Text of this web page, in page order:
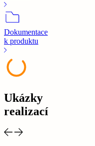
Dokumentace
k produktu
Ukázky
realizací